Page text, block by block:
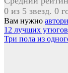
0 из 5 звезд. 0
Вам нужно
Навигация
по
12 лучших
Три пола из